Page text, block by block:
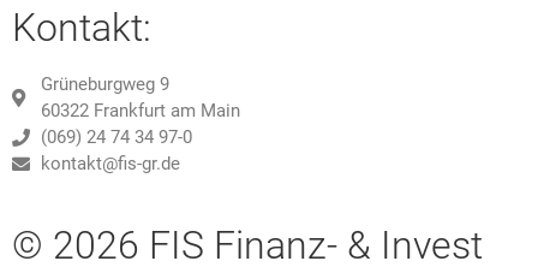
Kontakt:
Grüneburgweg 9
60322 Frankfurt am Main
(069) 24 74 34 97-0
kontakt@fis-gr.de
© 2026 FIS Finanz- & Invest